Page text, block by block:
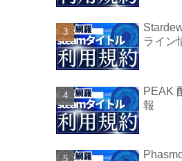
ライン
PEAK
報